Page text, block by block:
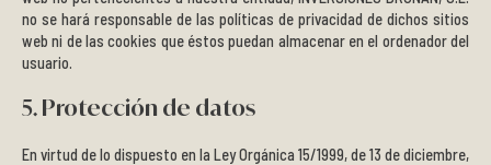
no se hará responsable de las políticas de privacidad de dichos sitios
web ni de las cookies que éstos puedan almacenar en el ordenador del
usuario.
5. Protección de datos
En virtud de lo dispuesto en la Ley Orgánica 15/1999, de 13 de diciembre,